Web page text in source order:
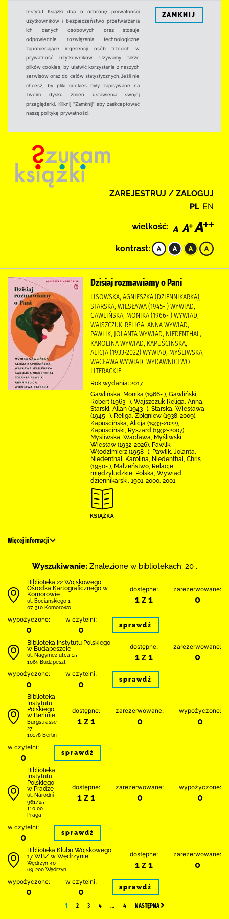
Instytut Książki dba o ochronę prywatności
użytkowników i bezpieczeństwo przetwarzania
ich danych osobowych oraz stosuje
odpowiednie rozwiązania technologiczne
zapobiegające ingerencji osób trzecich w
prywatność użytkowników. Używamy także
plików cookies, by ułatwić korzystanie z naszych
serwisów oraz do celów statystycznych.Jeśli nie
chcesz, by pliki cookies były zapisywane na
Twoim dysku zmień ustawienia swojej
przeglądarki. Kliknij "Zamknij" aby zaakceptować
naszą politykę prywatności.
ZAMKNIJ
ZAREJESTRUJ / ZALOGUJ
PL EN
wielkość:
kontrast:
Dzisiaj rozmawiamy o Pani
LISOWSKA, AGNIESZKA (DZIENNIKARKA),
STARSKA, WIESŁAWA (1945- ) WYWIAD,
GAWLIŃSKA, MONIKA (1966- ) WYWIAD,
WAJSZCZUK-RELIGA, ANNA WYWIAD,
PAWLIK, JOLANTA WYWIAD, NIEDENTHAL,
KAROLINA WYWIAD, KAPUŚCIŃSKA,
ALICJA (1933-2022) WYWIAD, MYŚLIWSKA,
WACŁAWA WYWIAD, WYDAWNICTWO
LITERACKIE
Rok wydania: 2017.
Gawlińska, Monika (1966- ), Gawliński,
Robert (1963- ), Wajszczuk-Religa, Anna,
Starski, Allan (1943- ), Starska, Wiesława
(1945- ), Religa, Zbigniew (1938-2009),
Kapuścińska, Alicja (1933-2022),
Kapuściński, Ryszard (1932-2007),
Myśliwska, Wacława, Myśliwski,
Wiesław (1932-2026), Pawlik,
Włodzimierz (1958- ), Pawlik, Jolanta,
Niedenthal, Karolina, Niedenthal, Chris
(1950- ), Małżeństwo, Relacje
międzyludzkie, Polska, Wywiad
dziennikarski, 1901-2000, 2001-
Więcej informacji
Wyszukiwanie: Znalezione w bibliotekach: 20 .
Biblioteka 22 Wojskowego
Ośrodka Kartograficznego w
Komorowie
ul. Bociańskiego 1
07-310 Komorowo
dostępne:
1 z 1
zarezerwowane:
0
wypożyczone:
0
w czytelni:
0 sprawdź
Biblioteka Instytutu Polskiego
w Budapeszcie
ul. Nagymez utca 15
1065 Budapeszt
dostępne:
1 z 1
zarezerwowane:
0
wypożyczone:
0
w czytelni:
0 sprawdź
Biblioteka
Instytutu
Polskiego
w Berlinie
Burgstrasse
27
10178 Berlin
dostępne:
1 z 1
zarezerwowane:
0
wypożyczone:
0
w czytelni:
0 sprawdź
Biblioteka
Instytutu
Polskiego
w Pradze
ul. Národní
961/25
110 00
Praga
dostępne:
1 z 1
zarezerwowane:
0
wypożyczone:
0
w czytelni:
0 sprawdź
Biblioteka Klubu Wojskowego
17 WBZ w Wędrzynie
Wędrzyn 40
69-200 Wędrzyn
dostępne:
1 z 1
zarezerwowane:
0
wypożyczone:
0
w czytelni:
0 sprawdź
1 2 3 4 … 4 NASTĘPNA